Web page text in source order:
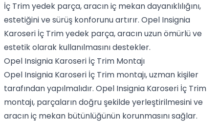
İç Trim yedek parça, aracın iç mekan dayanıklılığını,
estetiğini ve sürüş konforunu artırır. Opel Insignia
Karoseri İç Trim yedek parça, aracın uzun ömürlü ve
estetik olarak kullanılmasını destekler.
Opel Insignia Karoseri İç Trim Montajı
Opel Insignia Karoseri İç Trim montajı, uzman kişiler
tarafından yapılmalıdır. Opel Insignia Karoseri İç Trim
montajı, parçaların doğru şekilde yerleştirilmesini ve
aracın iç mekan bütünlüğünün korunmasını sağlar.